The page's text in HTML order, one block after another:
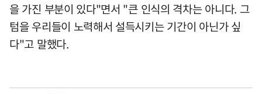
을 가진 부분이 있다"면서 "큰 인식의 격차는 아니다. 그
텀을 우리들이 노력해서 설득시키는 기간이 아닌가 싶
다"고 말했다.